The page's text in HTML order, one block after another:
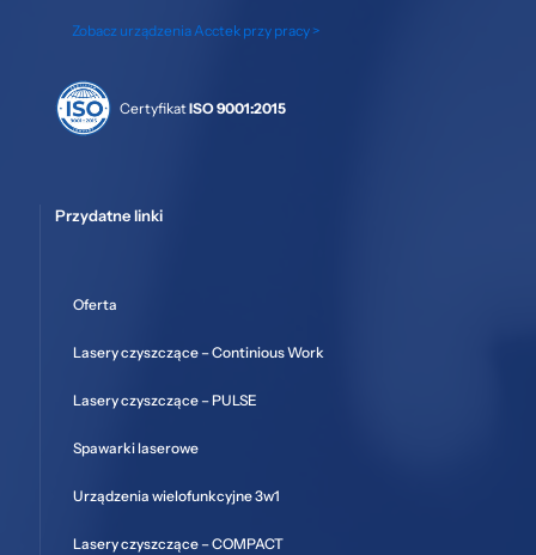
Zobacz urządzenia Acctek przy pracy >
CertyfikatISO 9001:2015
Przydatne linki
Oferta
Lasery czyszczące – Continious Work
Lasery czyszczące – PULSE
Spawarki laserowe
Urządzenia wielofunkcyjne 3w1
Lasery czyszczące – COMPACT